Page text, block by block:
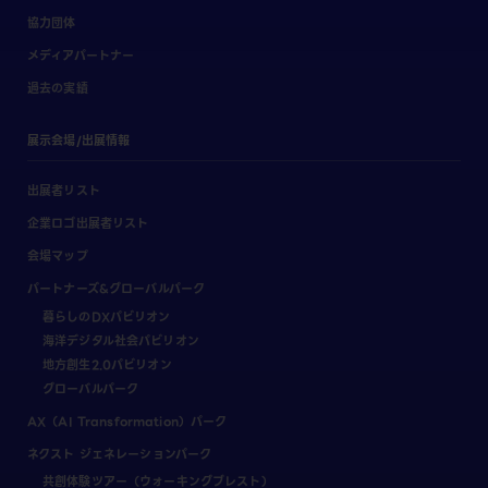
協力団体
メディアパートナー
過去の実績
展示会場/出展情報
出展者リスト
企業ロゴ出展者リスト
会場マップ
パートナーズ&グローバルパーク
暮らしのDXパビリオン
海洋デジタル社会パビリオン
地方創生2.0パビリオン
グローバルパーク
AX（AI Transformation）パーク
ネクスト ジェネレーションパーク
共創体験ツアー（ウォーキングブレスト）